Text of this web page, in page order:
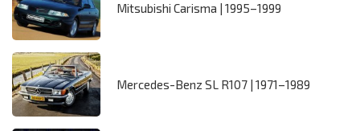
Mitsubishi Carisma | 1995–1999
Mercedes-Benz SL R107 | 1971–1989